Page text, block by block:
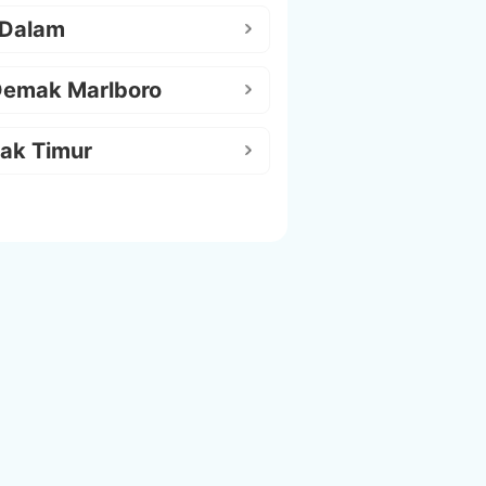
Marlboro
Timur